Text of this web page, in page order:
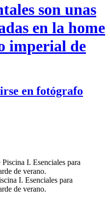
son unas
en la home
imperial de
en fotógrafo
I. Esenciales para
de verano.